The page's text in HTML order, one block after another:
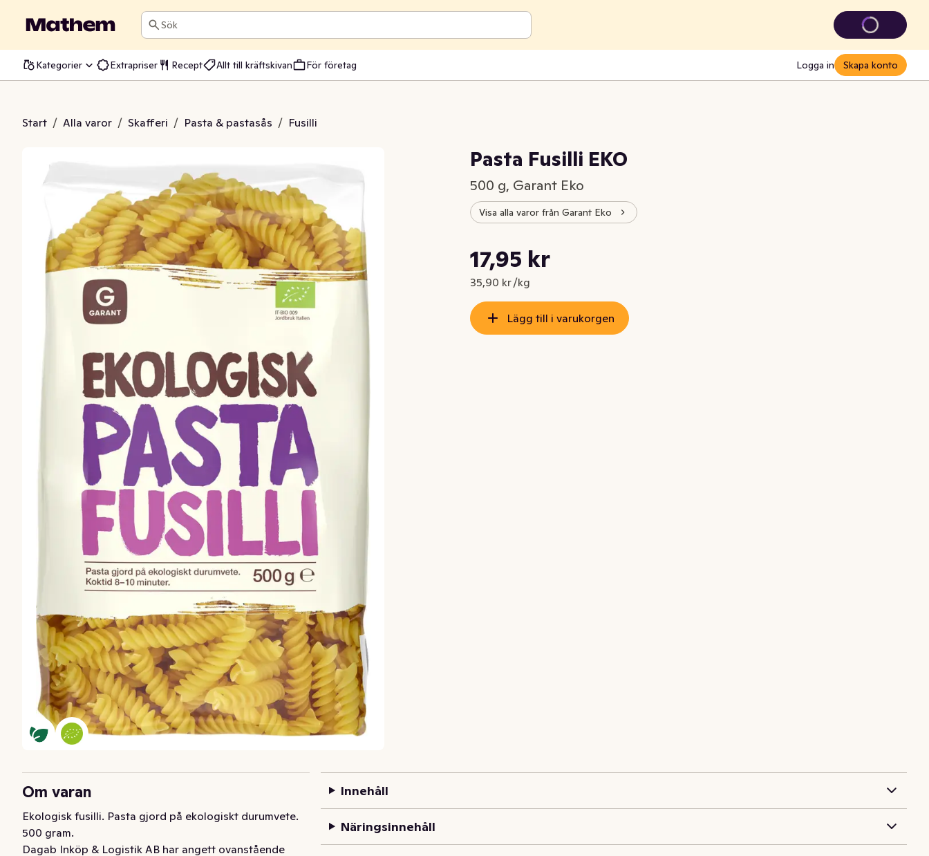
Sök
Kategorier Extrapriser Recept Allt till kräftskivan För företag Logga in Skapa konto
Start / Alla varor / Skafferi / Pasta & pastasås / Fusilli
Fusilli EKO
Pasta Fusilli EKO
500 g, Garant Eko
Visa alla varor från Garant Eko
Nuvarande pris är: 17,95 kr
17,95 kr
35,90 kr /kg
Styckpris: 35,90 kr /kg
Lägg till i varukorgen
Om varan
Ekologisk fusilli. Pasta gjord på ekologiskt durumvete.
500 gram.
Dagab Inköp & Logistik AB har angett ovanstående
Innehåll
Näringsinnehåll